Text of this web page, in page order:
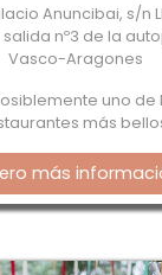
Anuncibai, s/n
salida nº3 de la
Vasco-Aragones
uno de
más
más